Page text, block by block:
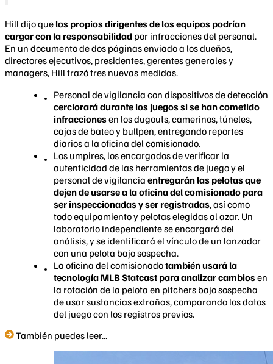
Hill dijo que los propios dirigentes de los equipos podrían
cargar con la responsabilidad por infracciones del personal.
En un documento de dos páginas enviado a los dueños,
directores ejecutivos, presidentes, gerentes generales y
managers, Hill trazó tres nuevas medidas.
Personal de vigilancia con dispositivos de detección
cerciorará durante los juegos si se han cometido
infraccionesen los dugouts, camerinos, túneles,
cajas de bateo y bullpen, entregando reportes
diarios a la oficina del comisionado.
Los umpires, los encargados de verificar la
autenticidad de las herramientas de juego y el
personal de vigilancia entregarán las pelotas que
dejen de usarse a la oficina del comisionado para
ser inspeccionadas y ser registradas, así como
todo equipamiento y pelotas elegidas al azar. Un
laboratorio independiente se encargará del
análisis, y se identificará el vínculo de un lanzador
con una pelota bajo sospecha.
La oficina del comisionadotambién usará la
tecnología MLB Statcast para analizar cambiosen
la rotación de la pelota en pitchers bajo sospecha
de usar sustancias extrañas, comparando los datos
del juego con los registros previos.
También puedes leer...